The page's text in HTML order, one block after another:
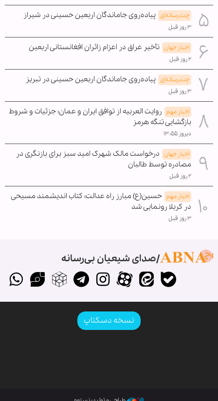
چندرسانه‌ای پیاده‌روی جاماندگان اربعین حسینی در شیراز
۳ روز قبل
اخبار جهان تأخیر عراق در اعزام زائران افغانستانی اربعین
۲ روز قبل
چندرسانه‌ای پیاده‌روی جاماندگان اربعین حسینی در تبریز
۳ روز قبل
اخبار مهم روایت العربیه از توافق ایران و عمان؛ جزئیات و شروط
بازگشایی تنگه هرمز
دیروز ۱۳:۵۵
اخبار جهان درخواست مالک شهرک امید سبز برای بازنگری در
مصادره توسط طالبان
۲ روز قبل
اخبار مهم حسین(ع) مبارز راه عدالت؛ کتاب اندیشمند مسیحی
در کربلا رونمایی شد
۳ روز قبل
صدای شیعیان بی‌رسانه
نسخه دسکتاپ